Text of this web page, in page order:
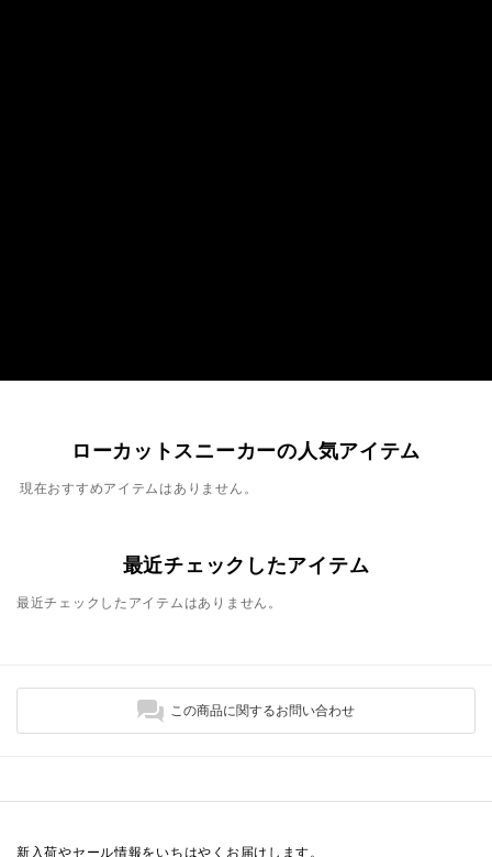
ローカットスニーカーの人気アイテム
現在おすすめアイテムはありません。
最近チェックしたアイテム
最近チェックしたアイテムはありません。
この商品に関するお問い合わせ
新入荷やセール情報をいちはやくお届けします。